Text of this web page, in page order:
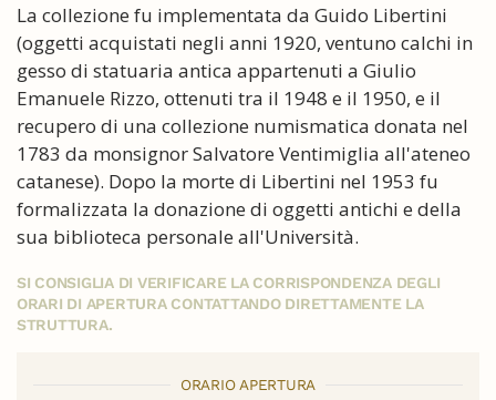
La collezione fu implementata da Guido Libertini
(oggetti acquistati negli anni 1920, ventuno calchi in
gesso di statuaria antica appartenuti a Giulio
Emanuele Rizzo, ottenuti tra il 1948 e il 1950, e il
recupero di una collezione numismatica donata nel
1783 da monsignor Salvatore Ventimiglia all'ateneo
catanese). Dopo la morte di Libertini nel 1953 fu
formalizzata la donazione di oggetti antichi e della
sua biblioteca personale all'Università.
SI CONSIGLIA DI VERIFICARE LA CORRISPONDENZA DEGLI
ORARI DI APERTURA CONTATTANDO DIRETTAMENTE LA
STRUTTURA.
ORARIO APERTURA